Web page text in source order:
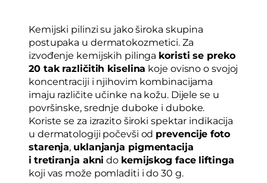
Kemijski pilinzi su jako široka skupina
postupaka u dermatokozmetici. Za
izvođenje kemijskih pilinga koristi se preko
20 tak različitih kiselina koje ovisno o svojoj
koncentraciji i njihovim kombinacijama
imaju različite učinke na kožu. Dijele se u
površinske, srednje duboke i duboke.
Koriste se za izrazito široki spektar indikacija
u dermatologiji počevši od prevencije foto
starenja, uklanjanja pigmentacija
i tretiranja akni do kemijskog face liftinga
koji vas može pomladiti i do 30 g.